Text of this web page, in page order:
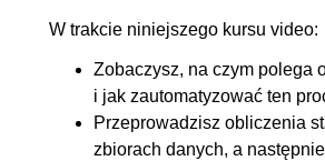
5.2. Nowoczesne wykresy z
pakietem ggplot2
5.3. Htlmwidgets
W trakcie niniejszego kursu video:
Zobaczysz, na czym polega
i jak zautomatyzować ten
Przeprowadzisz obliczenia
zbiorach danych, a